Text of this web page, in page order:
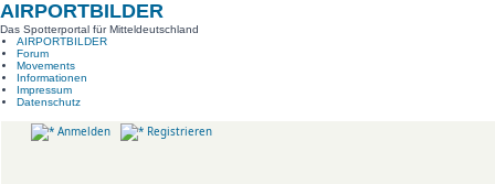
AIRPORTBILDER
Das Spotterportal für Mitteldeutschland
AIRPORTBILDER
Forum
Movements
Informationen
Impressum
Datenschutz
Anmelden Registrieren